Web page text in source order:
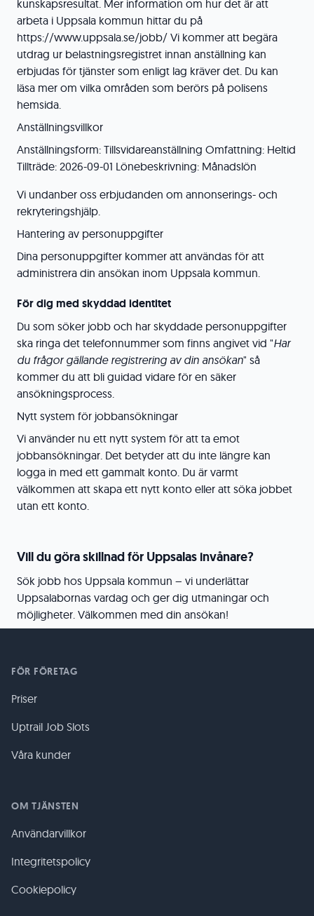
kunskapsresultat. Mer information om hur det är att
arbeta i Uppsala kommun hittar du på
https://www.uppsala.se/jobb/ Vi kommer att begära
utdrag ur belastningsregistret innan anställning kan
erbjudas för tjänster som enligt lag kräver det. Du kan
läsa mer om vilka områden som berörs på polisens
hemsida.
Anställningsvillkor
Anställningsform: Tillsvidareanställning Omfattning: Heltid
Tillträde: 2026-09-01 Lönebeskrivning: Månadslön
Vi undanber oss erbjudanden om annonserings- och
rekryteringshjälp.
Hantering av personuppgifter
Dina personuppgifter kommer att användas för att
administrera din ansökan inom Uppsala kommun.
För dig med skyddad identitet
Du som söker jobb och har skyddade personuppgifter
ska ringa det telefonnummer som finns angivet vid "Har
du frågor gällande registrering av din ansökan" så
kommer du att bli guidad vidare för en säker
ansökningsprocess.
Nytt system för jobbansökningar
Vi använder nu ett nytt system för att ta emot
jobbansökningar. Det betyder att du inte längre kan
logga in med ett gammalt konto. Du är varmt
välkommen att skapa ett nytt konto eller att söka jobbet
utan ett konto.
Vill du göra skillnad för Uppsalas invånare?
Sök jobb hos Uppsala kommun – vi underlättar
Uppsalabornas vardag och ger dig utmaningar och
möjligheter. Välkommen med din ansökan!
FÖR FÖRETAG
Priser
Uptrail Job Slots
Våra kunder
OM TJÄNSTEN
Användarvillkor
Integritetspolicy
Cookiepolicy